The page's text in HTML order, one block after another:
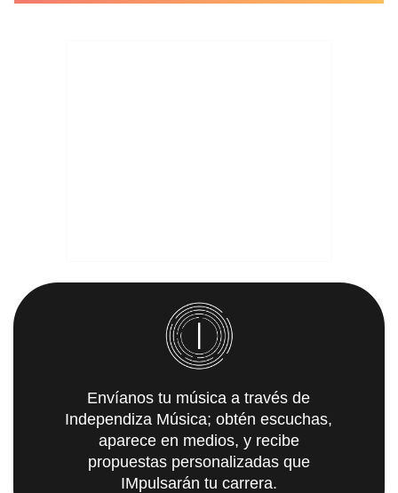
Envíanos tu música a través de
Independiza Música; obtén escuchas,
aparece en medios, y recibe
propuestas personalizadas que
IMpulsarán tu carrera.